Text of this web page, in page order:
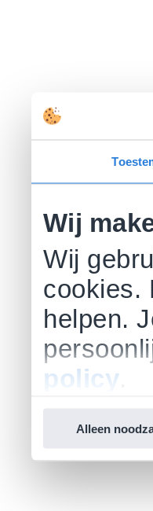
Wij
Wij
cookies.
helpen.
policy
Alleen